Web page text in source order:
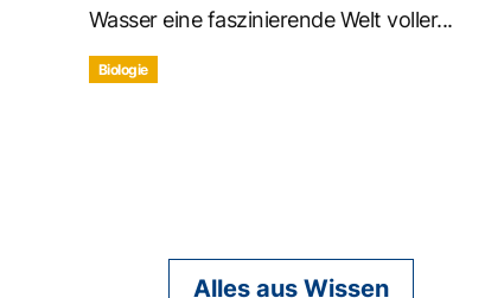
Wasser eine faszinierende Welt voller...
Biologie
Alles aus Wissen